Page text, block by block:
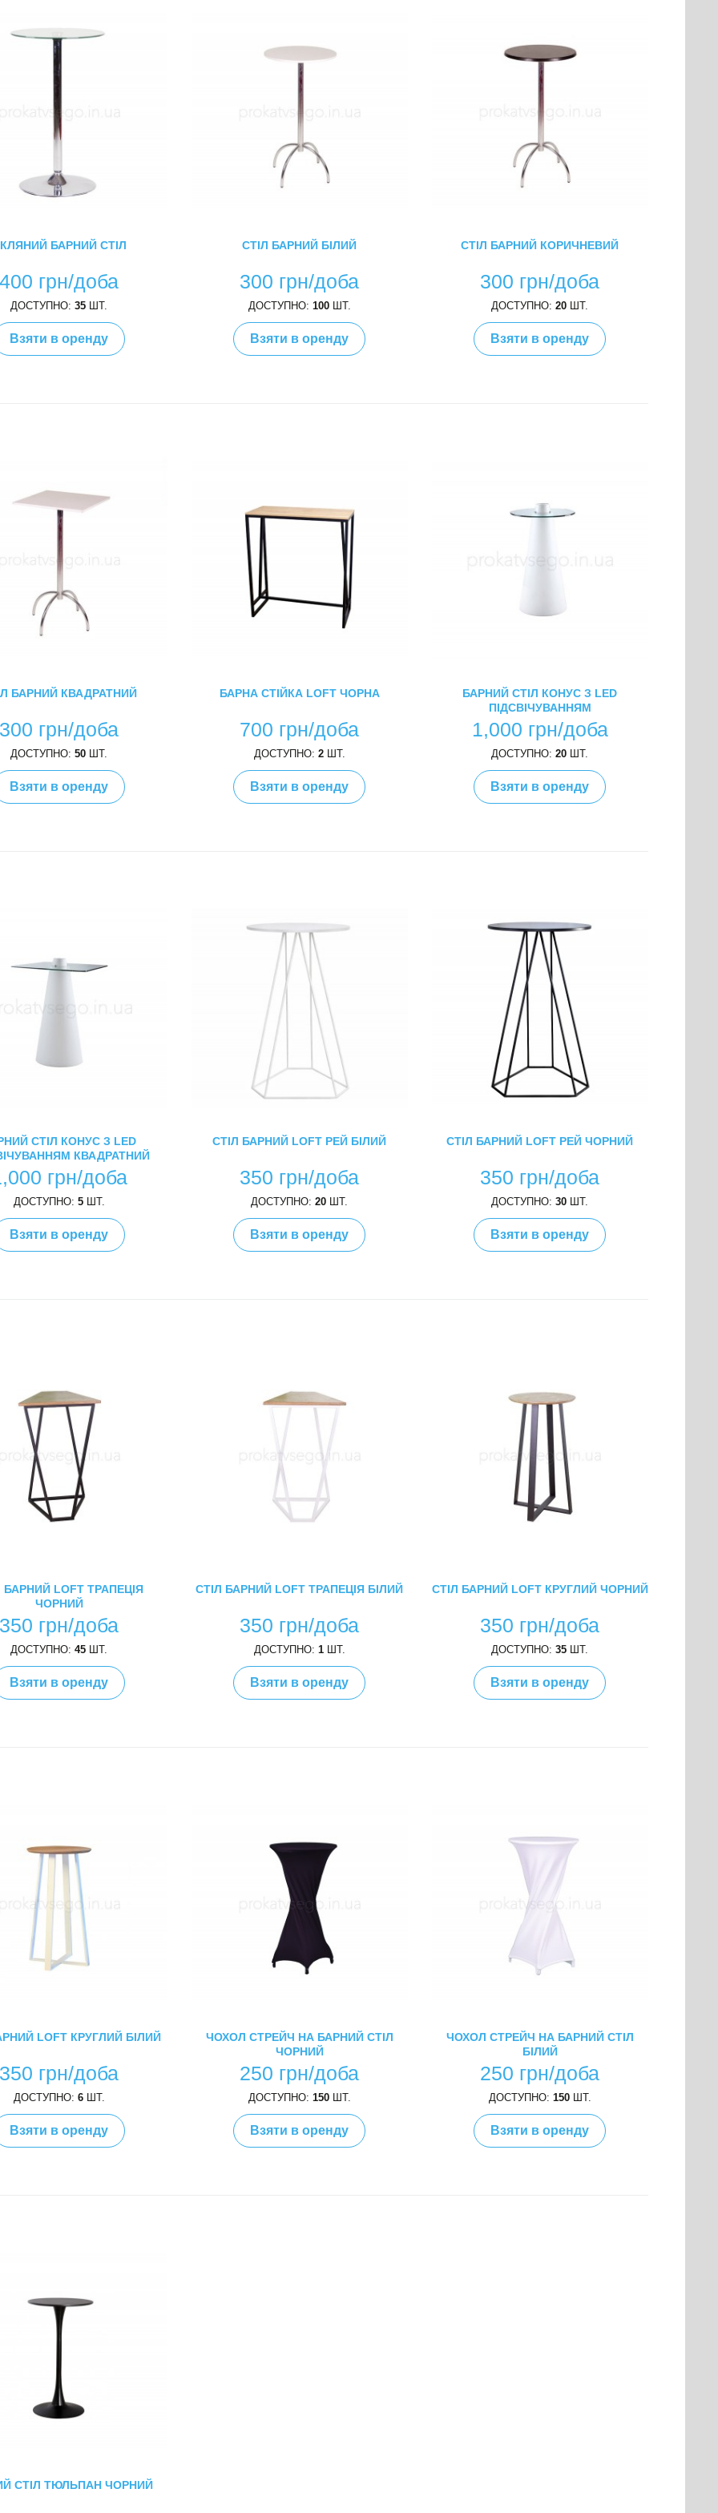
БАРНИЙ СТІЛ
400 грн/доба
ДОСТУПНО:35 ШТ.
Взяти в оренду
СТІЛ БАРНИЙ БІЛИЙ
300 грн/доба
ДОСТУПНО: 100ШТ.
Взяти в оренду
СТІЛ БАРНИЙ КОРИЧНЕВИЙ
300 грн/доба
ДОСТУПНО:20 ШТ.
Взяти в оренду
БАРНИЙ КВАДРАТНИЙ
300 грн/доба
ДОСТУПНО:50 ШТ.
Взяти в оренду
БАРНА СТІЙКА LOFT ЧОРНА
700 грн/доба
ДОСТУПНО: 2ШТ.
Взяти в оренду
БАРНИЙ СТІЛ КОНУС З LED
ПІДСВІЧУВАННЯМ
1,000 грн/доба
ДОСТУПНО:20 ШТ.
Взяти в оренду
СТІЛ КОНУС З LED
КВАДРАТНИЙ
грн/доба
ДОСТУПНО: 5ШТ.
Взяти в оренду
СТІЛ БАРНИЙ LOFT РЕЙ БІЛИЙ
350 грн/доба
ДОСТУПНО:20 ШТ.
Взяти в оренду
СТІЛ БАРНИЙ LOFT РЕЙ ЧОРНИЙ
350 грн/доба
ДОСТУПНО:30 ШТ.
Взяти в оренду
БАРНИЙ LOFT ТРАПЕЦІЯ
ЧОРНИЙ
350 грн/доба
ДОСТУПНО:45 ШТ.
Взяти в оренду
СТІЛ БАРНИЙ LOFT ТРАПЕЦІЯ БІЛИЙ
350 грн/доба
ДОСТУПНО: 1ШТ.
Взяти в оренду
СТІЛ БАРНИЙ LOFT КРУГЛИЙ ЧОРНИЙ
350 грн/доба
ДОСТУПНО:35 ШТ.
Взяти в оренду
LOFT КРУГЛИЙ БІЛИЙ
350 грн/доба
ДОСТУПНО: 6ШТ.
Взяти в оренду
ЧОХОЛ СТРЕЙЧ НА БАРНИЙ СТІЛ
ЧОРНИЙ
250 грн/доба
ДОСТУПНО: 150ШТ.
Взяти в оренду
ЧОХОЛ СТРЕЙЧ НА БАРНИЙ СТІЛ
БІЛИЙ
250 грн/доба
ДОСТУПНО: 150ШТ.
Взяти в оренду
СТІЛ ТЮЛЬПАН ЧОРНИЙ